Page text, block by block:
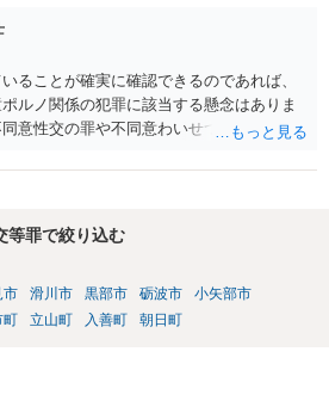
ることが確実に確認できるのであれば、
ルノ関係の犯罪に該当する懸念はありま
意性交の罪や不同意わいせつの罪の問題
以上、ホテル側が訝しく思って連絡をす
等罪で絞り込む
市 滑川市 黒部市 砺波市
小矢部市
町 立山町 入善町 朝日町